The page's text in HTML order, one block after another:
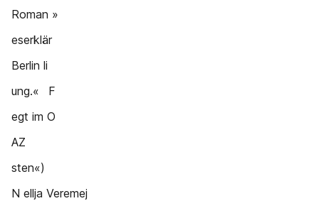
Roman »
eserklär
Berlin li
ung.« F
egt im O
AZ
sten«)
N ellja Veremej